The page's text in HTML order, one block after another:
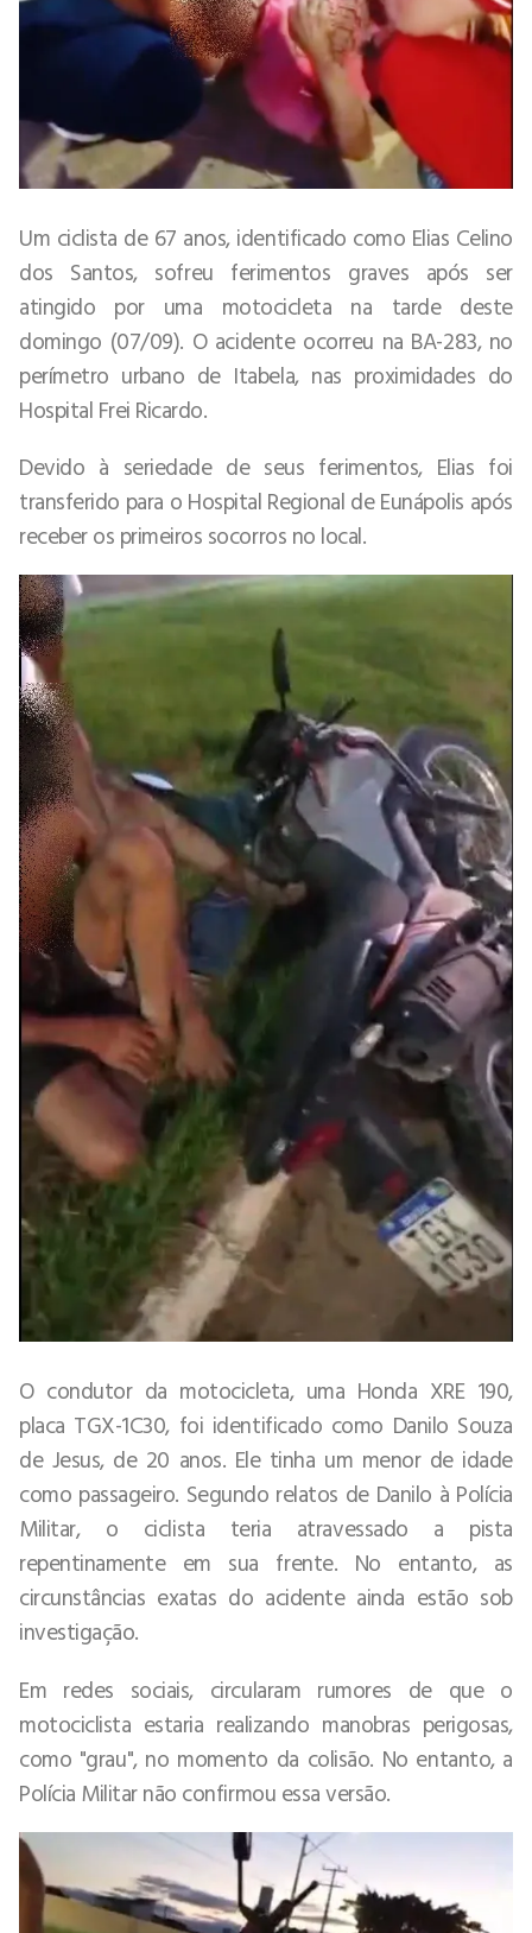
Um ciclista de 67 anos, identificado como Elias Celino
dos Santos, sofreu ferimentos graves após ser
atingido por uma motocicleta na tarde deste
domingo (07/09). O acidente ocorreu na BA-283, no
perímetro urbano de Itabela, nas proximidades do
Hospital Frei Ricardo.
Devido à seriedade de seus ferimentos, Elias foi
transferido para o Hospital Regional de Eunápolis após
receber os primeiros socorros no local.
O condutor da motocicleta, uma Honda XRE 190,
placa TGX-1C30, foi identificado como Danilo Souza
de Jesus, de 20 anos. Ele tinha um menor de idade
como passageiro. Segundo relatos de Danilo à Polícia
Militar, o ciclista teria atravessado a pista
repentinamente em sua frente. No entanto, as
circunstâncias exatas do acidente ainda estão sob
investigação.
Em redes sociais, circularam rumores de que o
motociclista estaria realizando manobras perigosas,
como "grau", no momento da colisão. No entanto, a
Polícia Militar não confirmou essa versão.